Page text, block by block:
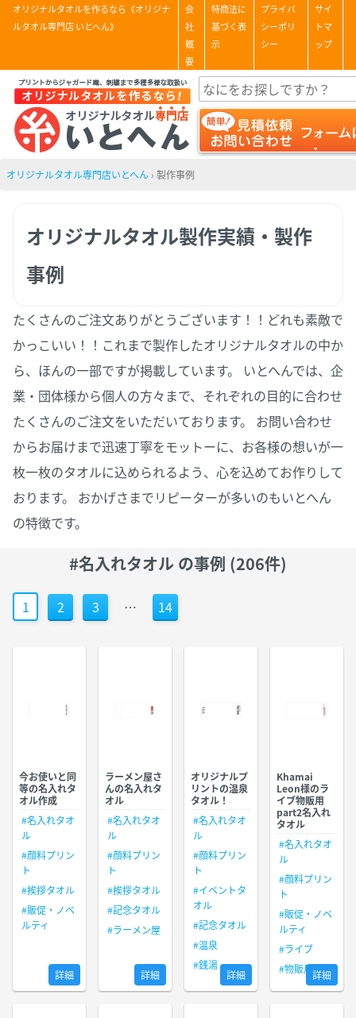
オリジナルタオルを作るなら《オリジナ
ルタオル専門店 いとへん》
会
社
概
要
特商法に
基づく表
示
プライバ
シーポリ
シー
サイ
トマ
ップ
オリジナルタオル専門店いとへん › 製作事例
オリジナルタオル製作実績・製作
事例
たくさんのご注文ありがとうございます！！どれも素敵で
かっこいい！！これまで製作したオリジナルタオルの中か
ら、ほんの一部ですが掲載しています。 いとへんでは、企
業・団体様から個人の方々まで、それぞれの目的に合わせ
たくさんのご注文をいただいております。 お問い合わせ
からお届けまで迅速丁寧をモットーに、お各様の想いが一
枚一枚のタオルに込められるよう、心を込めてお作りして
おります。 おかげさまでリピーターが多いのもいとへん
の特徴です。
#名入れタオル の事例 (206件)
1 2 3 … 14
今お使いと同
等の名入れタ
オル作成
#名入れタオ
ル
#顔料プリン
ト
#挨拶タオル
#販促・ノベ
ルティ
詳細
ラーメン屋さ
んの名入れタ
オル
#名入れタオ
ル
#顔料プリン
ト
#挨拶タオル
#記念タオル
#ラーメン屋
詳細
オリジナルプ
リントの温泉
タオル！
#名入れタオ
ル
#顔料プリン
ト
#イベントタ
オル
#記念タオル
#温泉
#銭湯
詳細
Khamai
Leon様のラ
イブ物販用
part2名入れ
タオル
#名入れタオ
ル
#顔料プリン
ト
#販促・ノベ
ルティ
#ライブ
#物販用詳細